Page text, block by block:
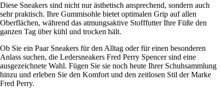
Diese Sneakers sind nicht nur ästhetisch ansprechend, sondern auch
sehr praktisch. Ihre Gummisohle bietet optimalen Grip auf allen
Oberflächen, während das atmungsaktive Stofffutter Ihre Füße den
ganzen Tag über kühl und trocken hält.
Ob Sie ein Paar Sneakers für den Alltag oder für einen besonderen
Anlass suchen, die Ledersneakers Fred Perry Spencer sind eine
ausgezeichnete Wahl. Fügen Sie sie noch heute Ihrer Schuhsammlung
hinzu und erleben Sie den Komfort und den zeitlosen Stil der Marke
Fred Perry.